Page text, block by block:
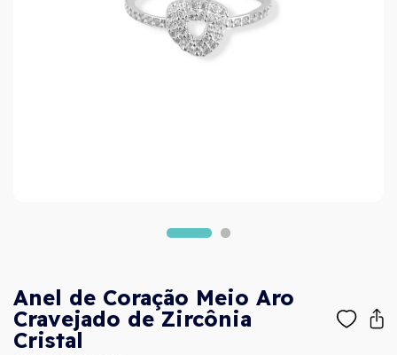
Anel de Coração Meio Aro
Cravejado de Zircônia
Cristal